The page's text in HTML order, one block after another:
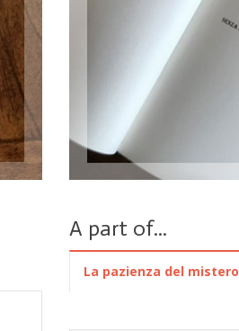
A part of...
La pazienza del mistero